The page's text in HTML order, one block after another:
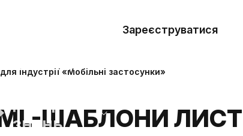
Шаблони
знань
Зареєструватися
індустрії «Мобільні застосунки»
ШАБЛОНИ